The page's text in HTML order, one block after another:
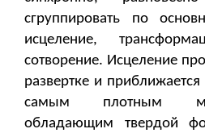
сгруппировать по
исцеление,
сотворение. Исцеление
развертке и
самым плотным
обладающим твердой